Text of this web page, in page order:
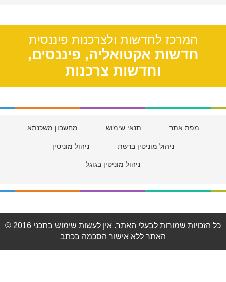
המרכז לחדשות ולצרכנות פיננסית
חדשות אקטואליה, פיננסים,
וחדשות צרכנות
מפת אתר תנאי שימוש מחשבון משכנתא
ניהול מוניטין ברשת ניהול מוניטין
ניהול מוניטין בגוגל
© 2016 כל הזכויות שמורות לבעלי האתר. אין לעשות שימוש בתכני
האתר ללא אישור הסכמה בכתב